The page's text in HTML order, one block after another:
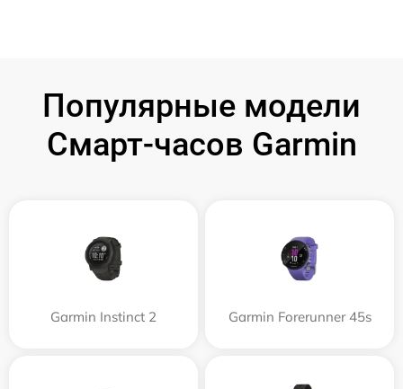
Популярные модели
Смарт-часов Garmin
Garmin Instinct 2 Garmin Forerunner 45s